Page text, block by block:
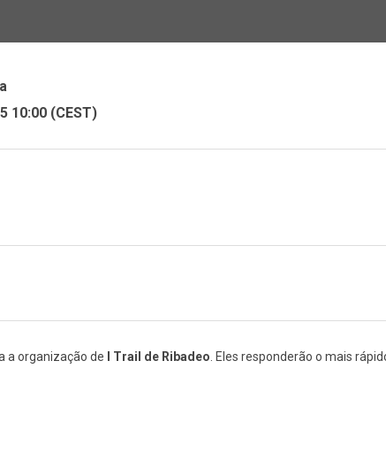
10:00 (CEST)
a organização de I Trail de Ribadeo . Eles responderão o mais